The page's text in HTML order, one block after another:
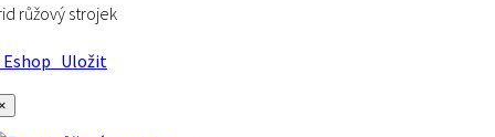
růžový strojek
Uložit